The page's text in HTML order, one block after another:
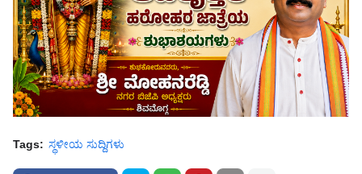
Tags: ಸ್ಥಳೀಯ ಸುದ್ದಿಗಳು